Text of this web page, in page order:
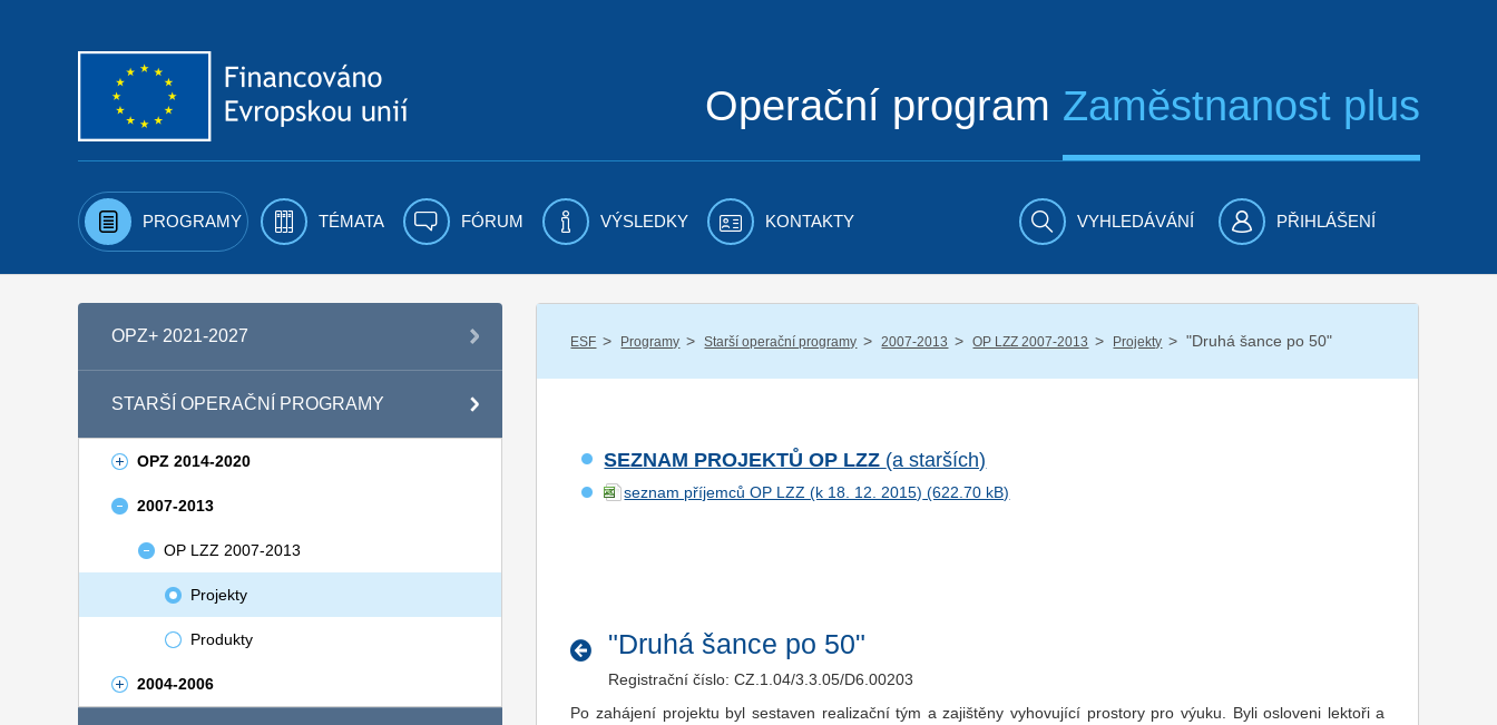
Operační program Zaměstnanost plus
PROGRAMY TÉMATA FÓRUM VÝSLEDKY KONTAKTY VYHLEDÁVÁNÍ PŘIHLÁŠENÍ
OPZ+ 2021-2027
STARŠÍ OPERAČNÍ PROGRAMY
OPZ 2014-2020
2007-2013
OP LZZ 2007-2013
Projekty
Produkty
2004-2006
ESF / Programy / Starší operační programy / 2007-2013 / OP LZZ 2007-2013 / Projekty / "Druhá šance po 50"
SEZNAM PROJEKTŮ OP LZZ (a starších)
seznam příjemců OP LZZ (k 18. 12. 2015)
"Druhá šance po 50"
Registrační číslo: CZ.1.04/3.3.05/D6.00203
Po zahájení projektu byl sestaven realizační tým a zajištěny vyhovující prostory pro výuku. Byli osloveni lektoři a